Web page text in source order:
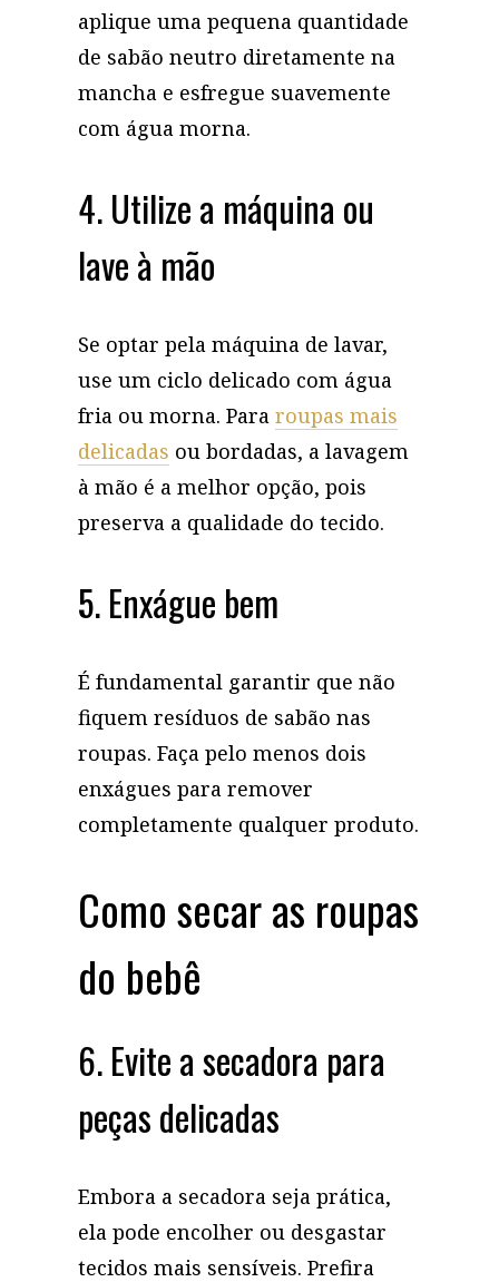
aplique uma pequena quantidade
de sabão neutro diretamente na
mancha e esfregue suavemente
com água morna.
4. Utilize a máquina ou
lave à mão
Se optar pela máquina de lavar,
use um ciclo delicado com água
fria ou morna. Para roupas mais
delicadas ou bordadas, a lavagem
à mão é a melhor opção, pois
preserva a qualidade do tecido.
5. Enxágue bem
É fundamental garantir que não
fiquem resíduos de sabão nas
roupas. Faça pelo menos dois
enxágues para remover
completamente qualquer produto.
Como secar as roupas
do bebê
6. Evite a secadora para
peças delicadas
Embora a secadora seja prática,
ela pode encolher ou desgastar
tecidos mais sensíveis. Prefira